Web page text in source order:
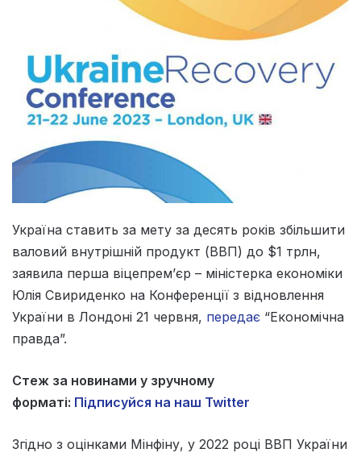
Україна ставить за мету за десять років збільшити
валовий внутрішній продукт (ВВП) до $1 трлн,
заявила перша віцепрем’єр – міністерка економіки
Юлія Свириденко на Конференції з відновлення
України в Лондоні 21 червня, передає “Економічна
правда”.
Стеж за новинами у зручному
форматі: Підписуйся на наш Twitter
Згідно з оцінками Мінфіну, у 2022 році ВВП України